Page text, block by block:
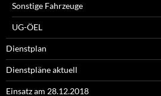
Sonstige Fahrzeuge
UG-ÖEL
Dienstplan
Dienstpläne aktuell
Einsatz am 28.12.2018